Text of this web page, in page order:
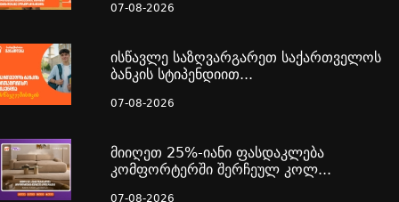
07-08-2026
ისწავლე საზღვარგარეთ საქართველოს
ბანკის სტიპენდიით...
07-08-2026
მიიღეთ 25%-იანი ფასდაკლება
კომფორტერში შერჩეულ კოლ...
07-08-2026